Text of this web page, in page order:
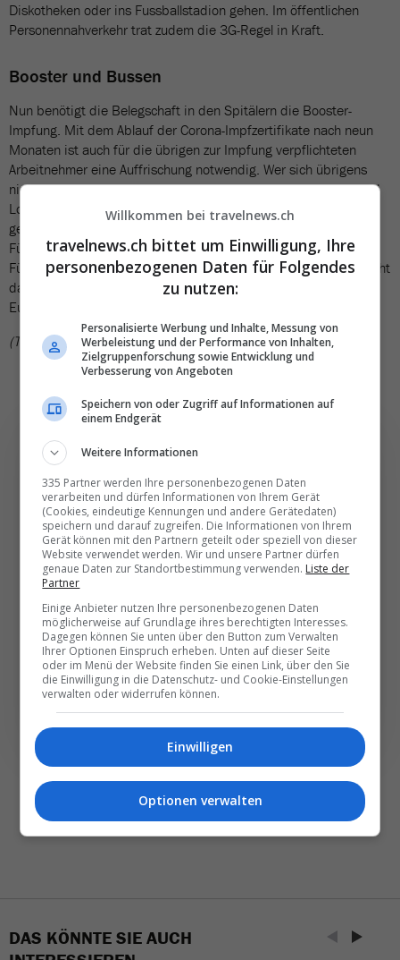
Diskotheken oder ins Fussballstadion gehen. Im öffentlichen
Personennahverkehr trat zudem die 3G-Regel in Kraft.
Booster und Bussen
Nun benötigt die Belegschaft in den Spitälern die Booster-
Impfung. Mit dem Ablauf der Corona-Impfzertifikate nach neun
Monaten ist auch für die übrigen zur Impfung verpflichteten
Arbeitnehmer eine Auffrischung notwendig. Wer sich übrigens
nicht an die Impfpflicht hält, muss mit einer Suspendierung und
Lohnverzicht rechnen. Wer ungeimpft ist und trotzdem arbeiten
geht, dem droht eine Geldstrafe zwischen 600 und 1500 Euro.
Für Kontrollen zur Einhaltung der neuen Regeln sind die
Führungskräfte der jeweiligen Einrichtungen zuständig. Geschieht
das nicht, droht ebenfalls eine Strafe zwischen 400 und 1000
Euro.
(TN)
Die wichtigsten und
besten News direkt in
Ihr E‑Mail-Postfach
Täglich oder wöchentlich, mit mehr Insights oder
weniger. Bei Travel­news haben Sie die Wahl.
NEWSLETTER ENTDECKEN
DAS KÖNNTE SIE AUCH
Willkommen bei travelnews.ch
travelnews.ch bittet um Einwilligung, Ihre
personenbezogenen Daten für Folgendes
zu nutzen:
Personalisierte Werbung und Inhalte, Messung von
Werbeleistung und der Performance von Inhalten,
Zielgruppenforschung sowie Entwicklung und
Verbesserung von Angeboten
Speichern von oder Zugriff auf Informationen auf
einem Endgerät
Weitere Informationen
335 Partner werden Ihre personenbezogenen Daten
verarbeiten und dürfen Informationen von Ihrem Gerät
(Cookies, eindeutige Kennungen und andere Gerätedaten)
speichern und darauf zugreifen. Die Informationen von Ihrem
Gerät können mit den Partnern geteilt oder speziell von dieser
Website verwendet werden. Wir und unsere Partner dürfen
genaue Daten zur Standortbestimmung verwenden. Liste der
Partner
Einige Anbieter nutzen Ihre personenbezogenen Daten
möglicherweise auf Grundlage ihres berechtigten Interesses.
Dagegen können Sie unten über den Button zum Verwalten
Ihrer Optionen Einspruch erheben. Unten auf dieser Seite
oder im Menü der Website finden Sie einen Link, über den Sie
die Einwilligung in die Datenschutz- und Cookie-Einstellungen
verwalten oder widerrufen können.
Einwilligen
Optionen verwalten